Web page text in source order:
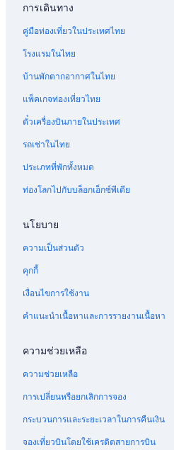
ห้
อ
ง
น
น
น
ฟิ
ต
ซ์
ร
วี
ชลิ
ง
ตั
น
ง
จ
อ
ห์
น
ด
น
ใ
ห้
เ
า
ง
ห
ลั
ง
น
อ
ด
อ
น
ะ
ส
ว่
า
2
อ
ง
น
อ
ใ
เ
ย์
ตั
น
โ
น
ใ
ก
ล้
ถ
น
บ
เ
ก
อ
ล์
โ
ม
เ
ร์
2
ห้
อ
ง
อ
พ
ร้
อ
ม
i
i
ใ
น
น
ร์
เ
ส
ต์
ล
น
อ
อ
ง
น
อ
ที่
า
ตื่
น
ต
ตื่
ใ
บ
น
ธ
ม
ใ
ล
ด
อ
การเดินทาง
คู่มือท่องเที่ยวในประเทศไทย
โรงแรมในไทย
บ้านพักตากอากาศในไทย
แพ็คเกจท่องเที่ยวไทย
ตั๋วเครื่องบินภายในประเทศ
รถเช่าในไทย
ประเภทที่พักทั้งหมด
ท่องโลกไปกับบล็อกเอ็กซ์พีเดีย
นโยบาย
ความเป็นส่วนตัว
คุกกี้
เงื่อนไขการใช้งาน
คำแนะนำเนื้อหาและการรายงานเนื้อหา
ความช่วยเหลือ
ความช่วยเหลือ
การเปลี่ยนหรือยกเลิกการจอง
กระบวนการและระยะเวลาในการคืนเงิน
จองเที่ยวบินโดยใช้เครดิตสายการบิน